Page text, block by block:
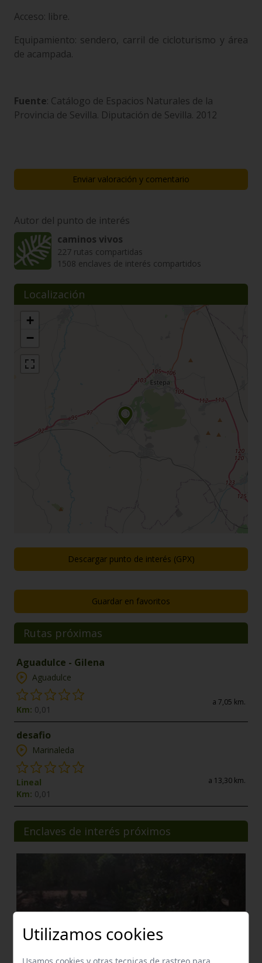
Acceso: libre.
Equipamiento: sendero, carril de cicloturismo y área
de acampada.
Fuente: Catálogo de Espacios Naturales de la
Provincia de Sevilla. Diputación de Sevilla. 2012
Enviar valoración y comentario
Autor del punto de interés
caminos vivos
227 rutas compartidas
1508 enclaves de interés compartidos
Localización
+
−
Descargar punto de interés (GPX)
Guardar en favoritos
Rutas próximas
Aguadulce - Gilena
Aguadulce
Km: 0,01
a 7,05 km.
desafio
Marinaleda
Lineal
Km: 0,01
a 13,30 km.
Enclaves de interés próximos
Utilizamos cookies
Usamos cookies y otras tecnicas de rastreo para